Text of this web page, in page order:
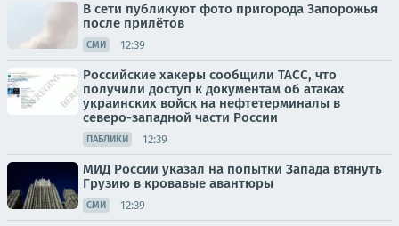
В сети публикуют фото пригорода Запорожья
после прилётов
СМИ 12:39
Российские хакеры сообщили ТАСС, что
получили доступ к документам об атаках
украинских войск на нефтетерминалы в
северо-западной части России
ПАБЛИКИ 12:39
МИД России указал на попытки Запада втянуть
Грузию в кровавые авантюры
СМИ 12:39